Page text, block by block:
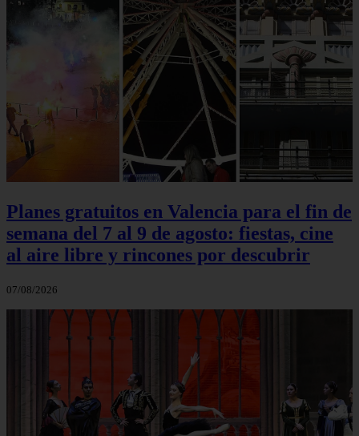
Planes gratuitos en Valencia para el fin de
semana del 7 al 9 de agosto: fiestas, cine
al aire libre y rincones por descubrir
07/08/2026